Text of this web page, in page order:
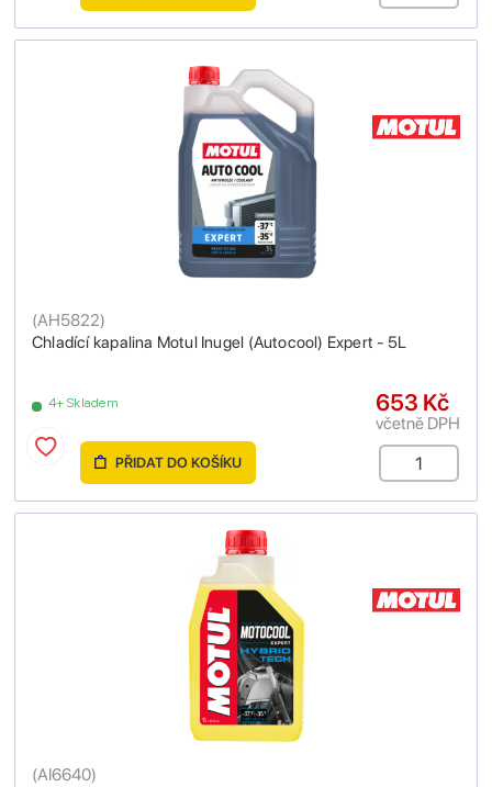
Chladící kapalina Motul Inugel (Autocool) Expert - 5L
(AH5822)
4+ Skladem 653 Kč
včetně DPH
PŘIDAT DO KOŠÍKU
(AI6640)